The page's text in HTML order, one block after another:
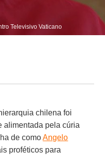
Televisivo Vaticano
chilena foi
alimentada pela cúria
de comoAngelo
proféticos para